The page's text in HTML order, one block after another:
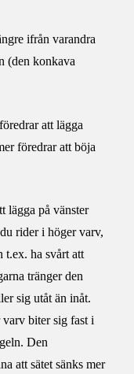
ifrån varandra
(den konkava
att lägga
föredrar att böja
lägga på vänster
rider i höger varv,
t.ex. ha svårt att
tränger den
sig utåt än inåt.
varv biter sig fast i
Den
att sätet sänks mer